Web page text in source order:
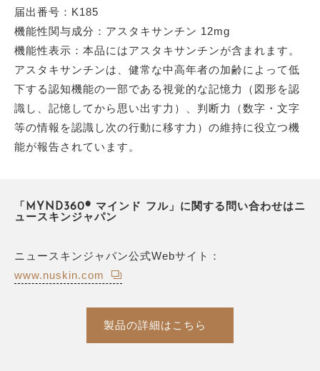
届出番号：K185
機能性関与成分：アスタキサンチン 12mg
機能性表示：本品にはアスタキサンチンが含まれます。
アスタキサンチンは、健常な中高年者の加齢によって低
下する認知機能の一部である視覚的な記憶力（図形を認
識し、記憶してから思い出す力）、判断力（数字・文字
等の情報を認識し次の行動に移す力）の維持に役立つ機
能が報告されています。
「MYND360® マインド フル」に関する問い合わせはニ
ュースキンジャパン
ニュースキンジャパン公式Webサイト：
www.nuskin.com
製品の詳細はこちら